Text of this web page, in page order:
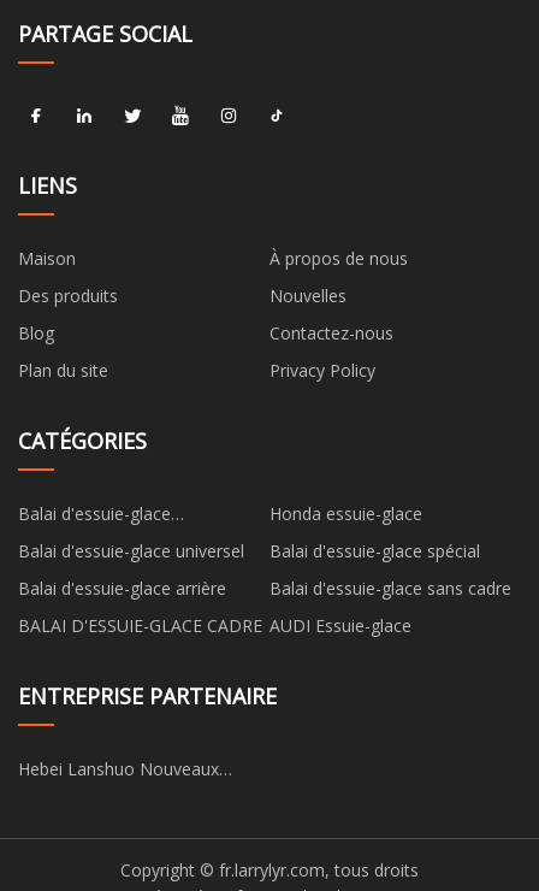
PARTAGE SOCIAL
LIENS
Maison
À propos de nous
Des produits
Nouvelles
Blog
Contactez-nous
Plan du site
Privacy Policy
CATÉGORIES
Balai d'essuie-glace
multifonctionnel
Honda essuie-glace
Balai d'essuie-glace universel
Balai d'essuie-glace spécial
Balai d'essuie-glace arrière
Balai d'essuie-glace sans cadre
BALAI D'ESSUIE-GLACE CADRE AUDI Essuie-glace
ENTREPRISE PARTENAIRE
Hebei Lanshuo Nouveaux
Copyright © fr.larrylyr.com, tous droits